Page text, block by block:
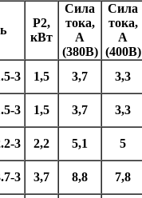
P2,
кВт
Сила
тока,
А
(380В)
Сила
тока,
А
(400В)
3 1,5 3,7 3,3
3 1,5 3,7 3,3
3 2,2 5,1 5
3 3,7 8,8 7,8